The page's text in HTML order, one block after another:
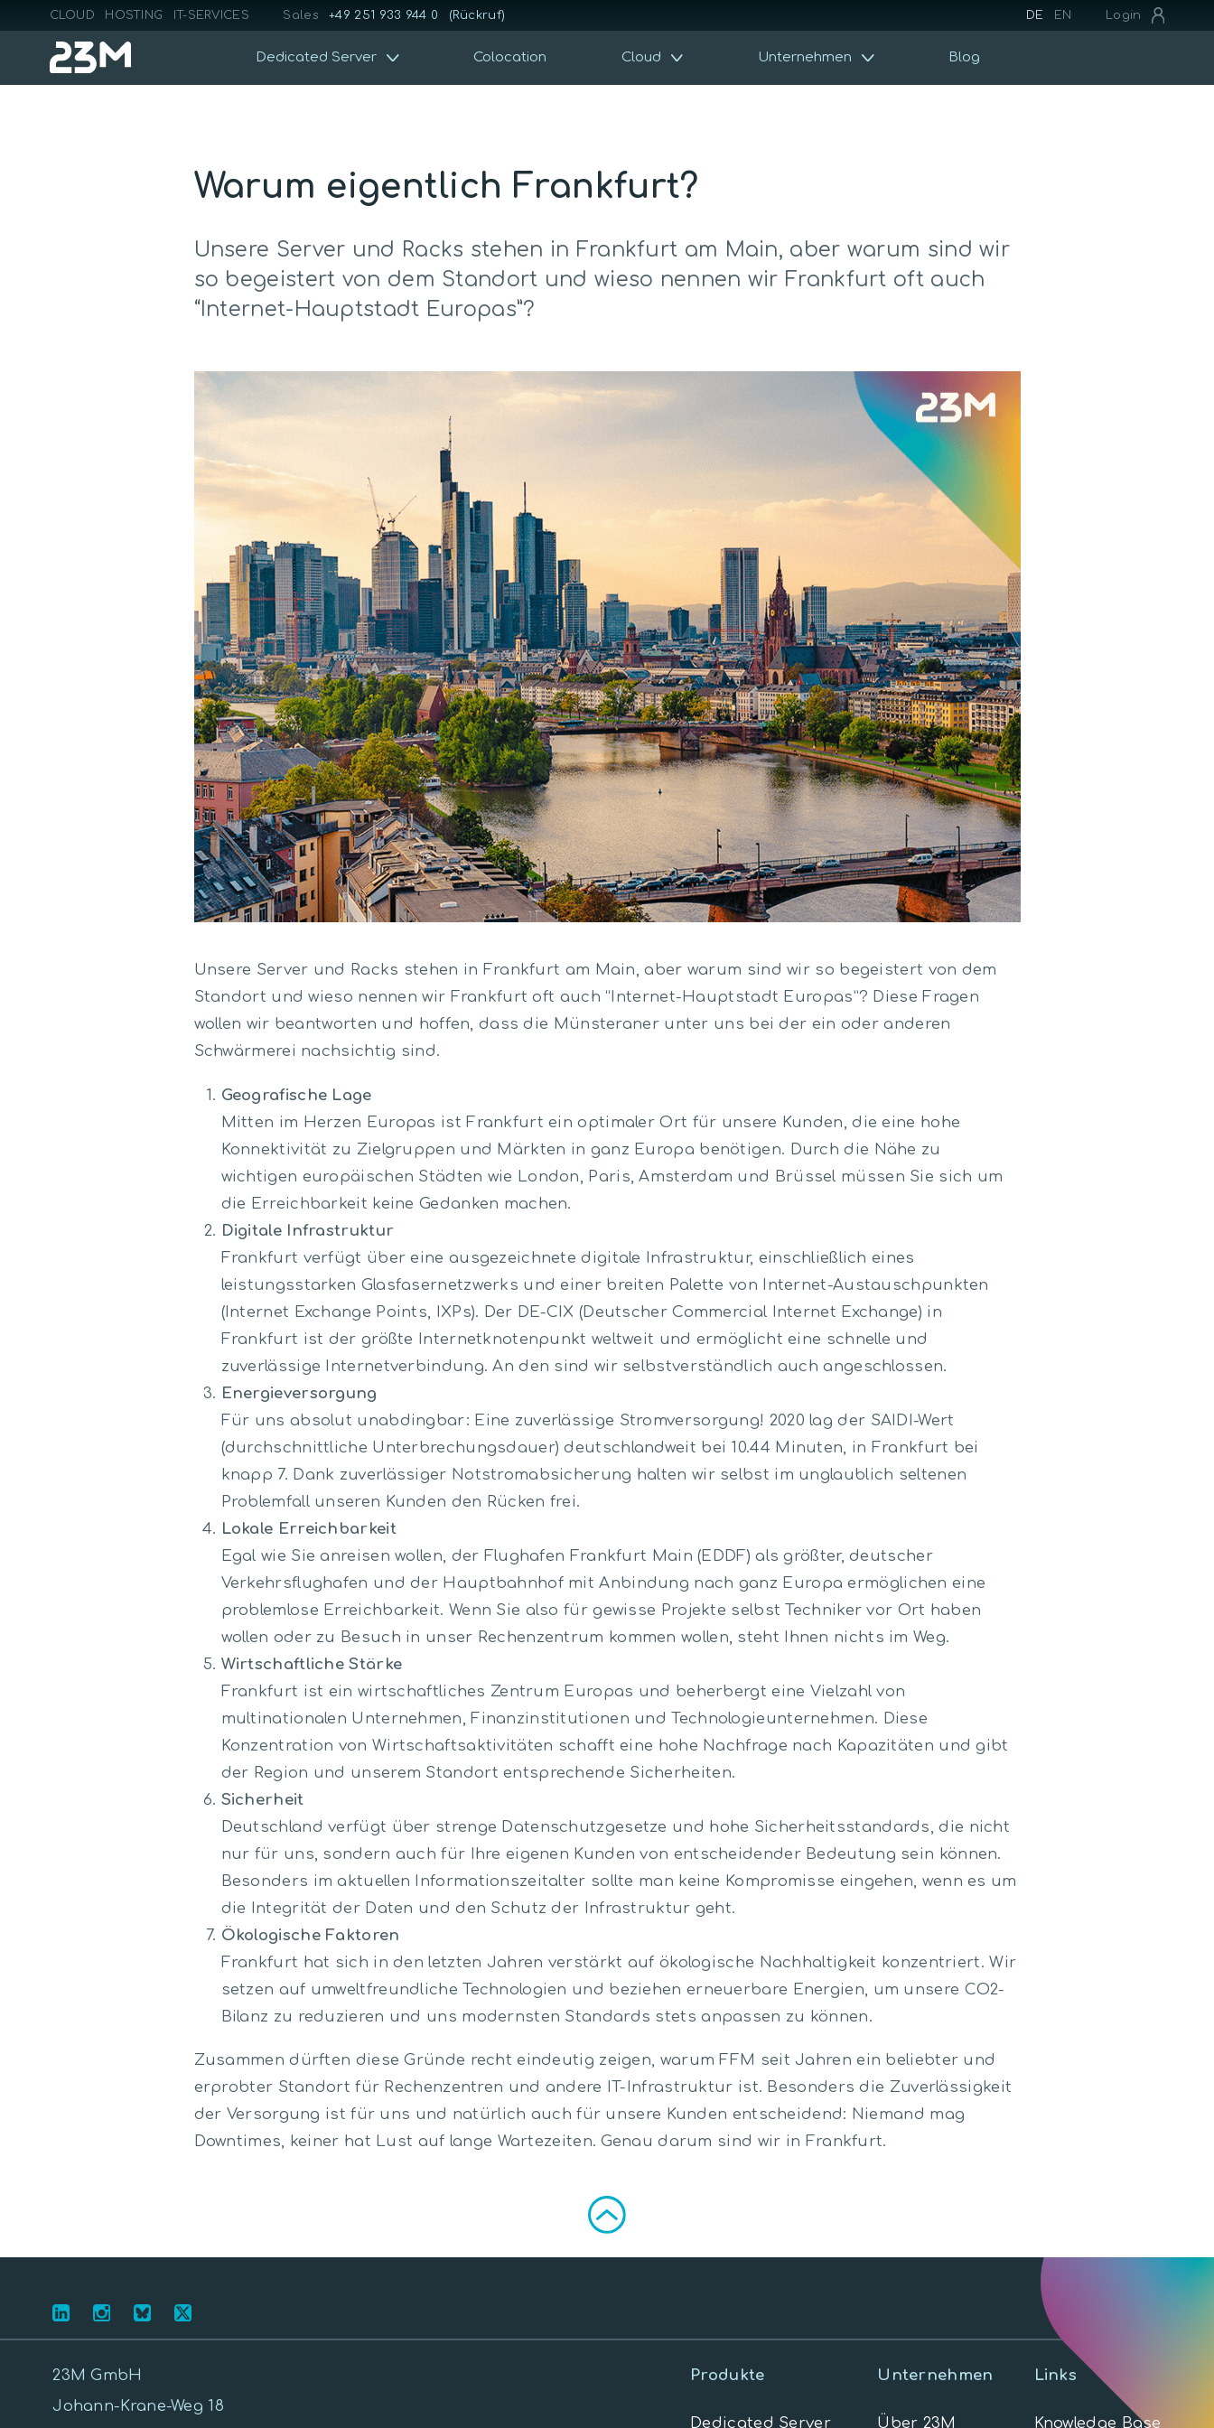
CLOUD HOSTING IT-SERVICES Sales +49 251 933 944 0 (Rückruf) DE EN Login
Dedicated Server Colocation Cloud Unternehmen Blog
Warum eigentlich Frankfurt?
Unsere Server und Racks stehen in Frankfurt am Main, aber warum sind wir
so begeistert von dem Standort und wieso nennen wir Frankfurt oft auch
“Internet-Hauptstadt Europas”?
Unsere Server und Racks stehen in Frankfurt am Main, aber warum sind wir so begeistert von dem
Standort und wieso nennen wir Frankfurt oft auch “Internet-Hauptstadt Europas”? Diese Fragen
wollen wir beantworten und hoffen, dass die Münsteraner unter uns bei der ein oder anderen
Schwärmerei nachsichtig sind.
Geografische Lage
Mitten im Herzen Europas ist Frankfurt ein optimaler Ort für unsere Kunden, die eine hohe
Konnektivität zu Zielgruppen und Märkten in ganz Europa benötigen. Durch die Nähe zu
wichtigen europäischen Städten wie London, Paris, Amsterdam und Brüssel müssen Sie sich um
die Erreichbarkeit keine Gedanken machen.
Digitale Infrastruktur
Frankfurt verfügt über eine ausgezeichnete digitale Infrastruktur, einschließlich eines
leistungsstarken Glasfasernetzwerks und einer breiten Palette von Internet-Austauschpunkten
(Internet Exchange Points, IXPs). Der DE-CIX (Deutscher Commercial Internet Exchange) in
Frankfurt ist der größte Internetknotenpunkt weltweit und ermöglicht eine schnelle und
zuverlässige Internetverbindung. An den sind wir selbstverständlich auch angeschlossen.
Energieversorgung
Für uns absolut unabdingbar: Eine zuverlässige Stromversorgung! 2020 lag der SAIDI-Wert
(durchschnittliche Unterbrechungsdauer) deutschlandweit bei 10.44 Minuten, in Frankfurt bei
knapp 7. Dank zuverlässiger Notstromabsicherung halten wir selbst im unglaublich seltenen
Problemfall unseren Kunden den Rücken frei.
Lokale Erreichbarkeit
Egal wie Sie anreisen wollen, der Flughafen Frankfurt Main (EDDF) als größter, deutscher
Verkehrsflughafen und der Hauptbahnhof mit Anbindung nach ganz Europa ermöglichen eine
problemlose Erreichbarkeit. Wenn Sie also für gewisse Projekte selbst Techniker vor Ort haben
wollen oder zu Besuch in unser Rechenzentrum kommen wollen, steht Ihnen nichts im Weg.
Wirtschaftliche Stärke
Frankfurt ist ein wirtschaftliches Zentrum Europas und beherbergt eine Vielzahl von
multinationalen Unternehmen, Finanzinstitutionen und Technologieunternehmen. Diese
Konzentration von Wirtschaftsaktivitäten schafft eine hohe Nachfrage nach Kapazitäten und gibt
der Region und unserem Standort entsprechende Sicherheiten.
Sicherheit
Deutschland verfügt über strenge Datenschutzgesetze und hohe Sicherheitsstandards, die nicht
nur für uns, sondern auch für Ihre eigenen Kunden von entscheidender Bedeutung sein können.
Besonders im aktuellen Informationszeitalter sollte man keine Kompromisse eingehen, wenn es um
die Integrität der Daten und den Schutz der Infrastruktur geht.
Ökologische Faktoren
Frankfurt hat sich in den letzten Jahren verstärkt auf ökologische Nachhaltigkeit konzentriert. Wir
setzen auf umweltfreundliche Technologien und beziehen erneuerbare Energien, um unsere CO2-
Bilanz zu reduzieren und uns modernsten Standards stets anpassen zu können.
Zusammen dürften diese Gründe recht eindeutig zeigen, warum FFM seit Jahren ein beliebter und
erprobter Standort für Rechenzentren und andere IT-Infrastruktur ist. Besonders die Zuverlässigkeit
der Versorgung ist für uns und natürlich auch für unsere Kunden entscheidend: Niemand mag
Downtimes, keiner hat Lust auf lange Wartezeiten. Genau darum sind wir in Frankfurt.
23M GmbH
Johann-Krane-Weg 18
Produkte
Dedicated Server
Unternehmen
Über 23M
Links
Knowledge Base